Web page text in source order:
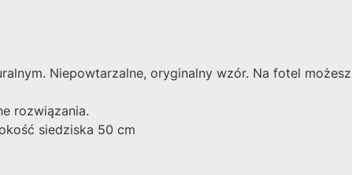
Niepowtarzalne, oryginalny wzór. Na fotel
rozwiązania.
siedziska 50 cm